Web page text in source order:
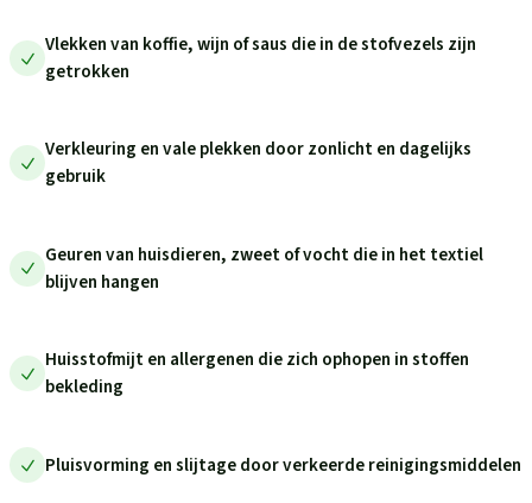
Vlekken van koffie, wijn of saus die in de stofvezels zijn
getrokken
Verkleuring en vale plekken door zonlicht en dagelijks
gebruik
Geuren van huisdieren, zweet of vocht die in het textiel
blijven hangen
Huisstofmijt en allergenen die zich ophopen in stoffen
bekleding
Pluisvorming en slijtage door verkeerde reinigingsmiddelen